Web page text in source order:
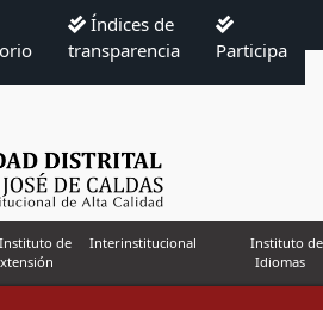
Índices de
transparencia
Participa
Instituto de
Interinstitucional
Instituto de
Idiomas